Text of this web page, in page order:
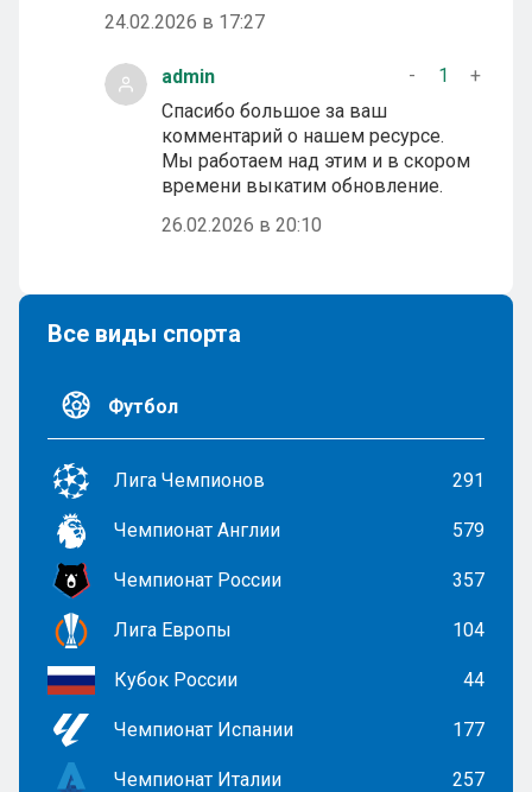
24.02.2026 в 17:27
admin - 1
+
Спасибо большое за ваш
комментарий о нашем ресурсе.
Мы работаем над этим и в скором
времени выкатим обновление.
26.02.2026 в 20:10
Все виды спорта
Футбол
Лига Чемпионов 291
Чемпионат Англии 579
Чемпионат России 357
Лига Европы 104
Кубок России 44
Чемпионат Испании 177
Чемпионат Италии 257